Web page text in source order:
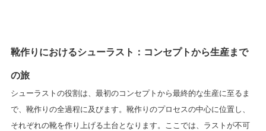
靴作りにおけるシューラスト：コンセプトから生産まで
の旅
シューラストの役割は、最初のコンセプトから最終的な生産に至るま
で、靴作りの全過程に及びます。靴作りのプロセスの中心に位置し、
それぞれの靴を作り上げる土台となります。ここでは、ラストが不可